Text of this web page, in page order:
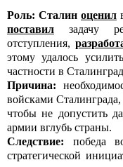
Роль: Сталин оценил
поставил задачу
отступления,
этому удалось
частности в
Причина:
войсками
чтобы не допустить
армии вглубь страны.
Следствие: победа
стратегической